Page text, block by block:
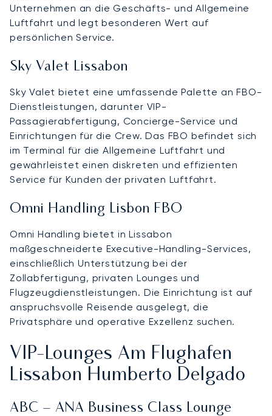
Unternehmen an die Geschäfts- und Allgemeine
Luftfahrt und legt besonderen Wert auf
persönlichen Service.
Sky Valet Lissabon
Sky Valet bietet eine umfassende Palette an FBO-
Dienstleistungen, darunter VIP-
Passagierabfertigung, Concierge-Service und
Einrichtungen für die Crew. Das FBO befindet sich
im Terminal für die Allgemeine Luftfahrt und
gewährleistet einen diskreten und effizienten
Service für Kunden der privaten Luftfahrt.
Omni Handling Lisbon FBO
Omni Handling bietet in Lissabon
maßgeschneiderte Executive-Handling-Services,
einschließlich Unterstützung bei der
Zollabfertigung, privaten Lounges und
Flugzeugdienstleistungen. Die Einrichtung ist auf
anspruchsvolle Reisende ausgelegt, die
Privatsphäre und operative Exzellenz suchen.
VIP-Lounges Am Flughafen
Lissabon Humberto Delgado
ABC – ANA Business Class Lounge